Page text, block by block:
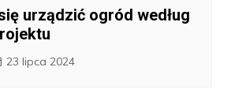
urządzić ogród według
23 lipca 2024